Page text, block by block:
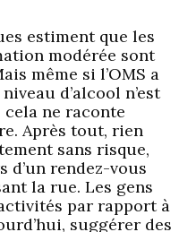
estiment que les
modérée sont
même si l’OMS a
d’alcool n’est
ne raconte
Après tout, rien
sans risque,
d’un rendez-vous
la rue. Les gens
par rapport à
suggérer des